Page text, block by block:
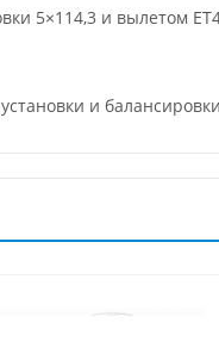
5×114,3 и вылетом
и